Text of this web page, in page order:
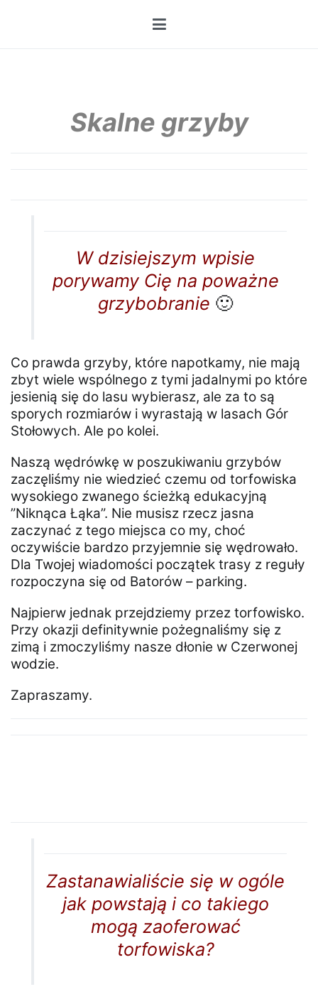
Skalne grzyby
W dzisiejszym wpisie
porywamy Cię na poważne
grzybobranie 🙂
Co prawda grzyby, które napotkamy, nie mają
zbyt wiele wspólnego z tymi jadalnymi po które
jesienią się do lasu wybierasz, ale za to są
sporych rozmiarów i wyrastają w lasach Gór
Stołowych. Ale po kolei.
Naszą wędrówkę w poszukiwaniu grzybów
zaczęliśmy nie wiedzieć czemu od torfowiska
wysokiego zwanego ścieżką edukacyjną
”Niknąca Łąka”. Nie musisz rzecz jasna
zaczynać z tego miejsca co my, choć
oczywiście bardzo przyjemnie się wędrowało.
Dla Twojej wiadomości początek trasy z reguły
rozpoczyna się od Batorów – parking.
Najpierw jednak przejdziemy przez torfowisko.
Przy okazji definitywnie pożegnaliśmy się z
zimą i zmoczyliśmy nasze dłonie w Czerwonej
wodzie.
Zapraszamy.
Zastanawialiście się w ogóle
jak powstają i co takiego
mogą zaoferować
torfowiska?